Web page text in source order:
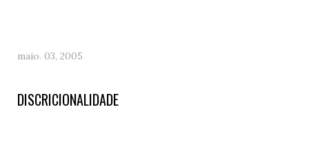
maio. 03, 2005
DISCRICIONALIDADE